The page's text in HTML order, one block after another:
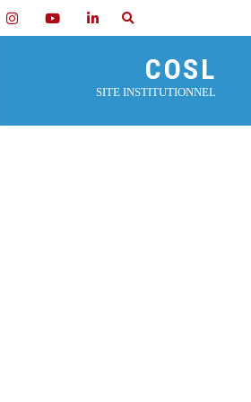
COSL
SITE INSTITUTIONNEL